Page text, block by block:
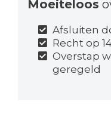
Moeiteloos
Afsluiten
Recht op
Overstap
geregeld